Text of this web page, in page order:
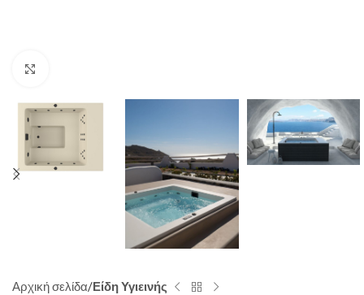
Αρχική σελίδα Είδη Υγιεινής